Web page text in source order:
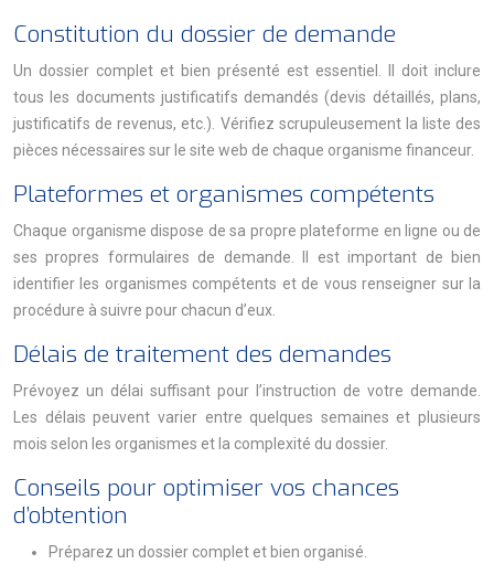
Constitution du dossier de demande
Un dossier complet et bien présenté est essentiel. Il doit inclure
tous les documents justificatifs demandés (devis détaillés, plans,
justificatifs de revenus, etc.). Vérifiez scrupuleusement la liste des
pièces nécessaires sur le site web de chaque organisme financeur.
Plateformes et organismes compétents
Chaque organisme dispose de sa propre plateforme en ligne ou de
ses propres formulaires de demande. Il est important de bien
identifier les organismes compétents et de vous renseigner sur la
procédure à suivre pour chacun d’eux.
Délais de traitement des demandes
Prévoyez un délai suffisant pour l’instruction de votre demande.
Les délais peuvent varier entre quelques semaines et plusieurs
mois selon les organismes et la complexité du dossier.
Conseils pour optimiser vos chances
d’obtention
Préparez un dossier complet et bien organisé.